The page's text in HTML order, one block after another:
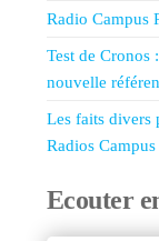
Radio Campus
Test de Cronos
nouvelle
Les faits divers
Radios
Ecouter